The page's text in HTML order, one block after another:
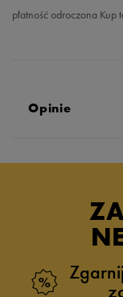
płatność odroczona Kup
Opinie